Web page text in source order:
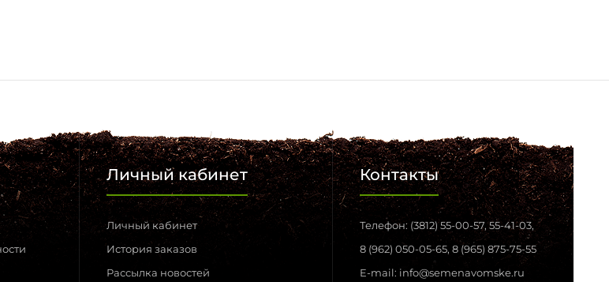
Личный кабинет
Личный кабинет
История заказов
Рассылка новостей
Контакты
Телефон: (3812) 55-00-57, 55-41-03,
8 (962) 050-05-65, 8 (965) 875-75-55
E-mail: info@semenavomske.ru